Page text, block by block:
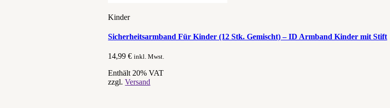
Kinder
Sicherheitsarmband Für Kinder (12 Stk. Gemischt) – ID Armband Kinder mit Stift
14,99€ inkl. Mwst.
Enthält 20% VAT
zzgl.Versand